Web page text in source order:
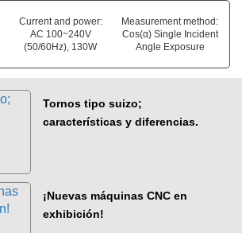
Current and power:
AC 100~240V
(50/60Hz), 130W
Measurement method:
Cos(α) Single Incident
Angle Exposure
Tornos tipo suizo;
características y diferencias.
¡Nuevas máquinas CNC en
exhibición!